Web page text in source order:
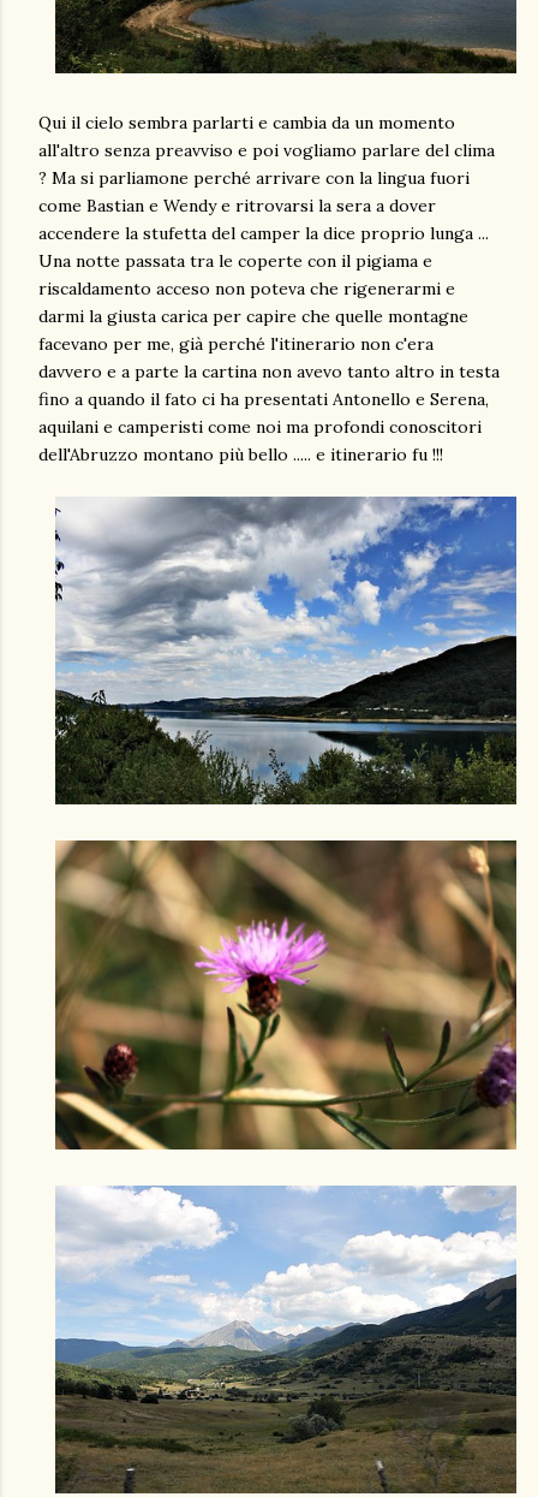
Qui il cielo sembra parlarti e cambia da un momento
all'altro senza preavviso e poi vogliamo parlare del clima
? Ma si parliamone perché arrivare con la lingua fuori
come Bastian e Wendy e ritrovarsi la sera a dover
accendere la stufetta del camper la dice proprio lunga ...
Una notte passata tra le coperte con il pigiama e
riscaldamento acceso non poteva che rigenerarmi e
darmi la giusta carica per capire che quelle montagne
facevano per me, già perché l'itinerario non c'era
davvero e a parte la cartina non avevo tanto altro in testa
fino a quando il fato ci ha presentati Antonello e Serena,
aquilani e camperisti come noi ma profondi conoscitori
dell'Abruzzo montano più bello ..... e itinerario fu !!!